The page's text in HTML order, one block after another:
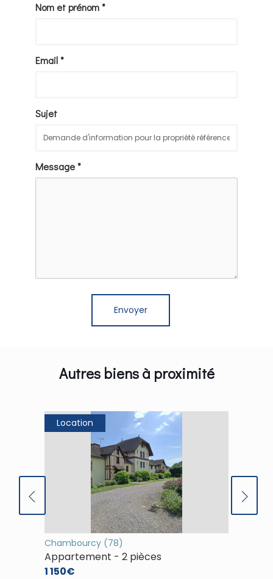
Nom et prénom *
Email *
Sujet
Message *
Autres biens à proximité
Location
Chambourcy (78)
Appartement - 2 pièces
1 150€